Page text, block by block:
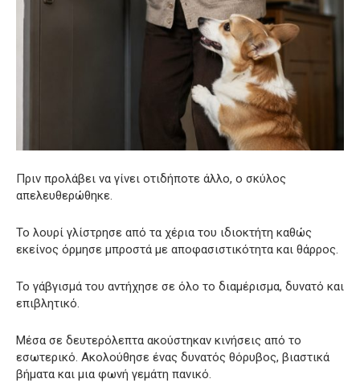
Πριν προλάβει να γίνει οτιδήποτε άλλο, ο σκύλος
απελευθερώθηκε.
Το λουρί γλίστρησε από τα χέρια του ιδιοκτήτη καθώς
εκείνος όρμησε μπροστά με αποφασιστικότητα και θάρρος.
Το γάβγισμά του αντήχησε σε όλο το διαμέρισμα, δυνατό και
επιβλητικό.
Μέσα σε δευτερόλεπτα ακούστηκαν κινήσεις από το
εσωτερικό. Ακολούθησε ένας δυνατός θόρυβος, βιαστικά
βήματα και μια φωνή γεμάτη πανικό.